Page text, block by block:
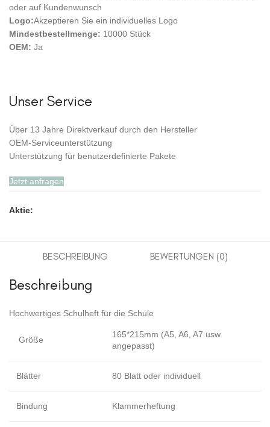
oder auf Kundenwunsch
Logo:Akzeptieren Sie ein individuelles Logo
Mindestbestellmenge: 10000 Stück
OEM: Ja
Unser Service
Über 13 Jahre Direktverkauf durch den Hersteller
OEM-Serviceunterstützung
Unterstützung für benutzerdefinierte Pakete
Jetzt anfragen
Aktie:
BESCHREIBUNG BEWERTUNGEN (0)
Beschreibung
Hochwertiges Schulheft für die Schule
Größe
165*215mm (A5, A6, A7 usw.
angepasst)
Blätter 80 Blatt oder individuell
Bindung Klammerheftung